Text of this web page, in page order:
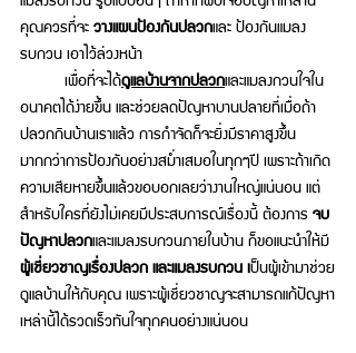
คุณควรที่จะ วางแผนป้องกันปลวกและ ป้องกันแมลง
รบกวน เอาไว้ล่วงหน้า
	เพื่อที่จะได้
ดูแลบ้านจากปลวกและแมลงกวนใจใน
อนาคตได้ง่ายขึ้น และช่วยลดปัญหาบานปลายที่เมื่อถ้า
ปลวกกินบ้านเราแล้ว การกำจัดก็จะยิ่งมีราคาสูงขึ้น
มากกว่าการป้องกันอย่างสม่ำเสมอในทุกๆปี เพราะถ้าเกิด
ความเสียหายขึ้นแล้วขอบอกเลยว่างานใหญ่แน่นอน แต่
สำหรับใครที่ยังไม่เคยมีประสบการณ์เรื่องนี้ ต้องการ จบ
ปัญหาปลวกและแมลงรบกวนภายในบ้าน ก็ขอแนะนำให้มี
ผู้เชี่ยวชาญเรื่องปลวก และแมลงรบกวน เป็นผู้เข้ามาช่วย
ดูแลบ้านให้กับคุณ เพราะผู้เชี่ยวชาญจะสามารถแก้ปัญหา
เหล่านี้ได้รวดเร็วทันใจทุกคนอย่างแน่นอน